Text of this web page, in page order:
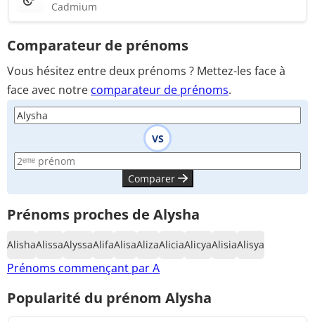
Cadmium
Comparateur de prénoms
Vous hésitez entre deux prénoms ? Mettez-les face à
face avec notre comparateur de prénoms.
VS
Comparer
Prénoms proches de Alysha
AlishaAlissaAlyssaAlifaAlisaAlizaAliciaAlicyaAlisiaAlisya
Prénoms commençant par A
Popularité du prénom Alysha